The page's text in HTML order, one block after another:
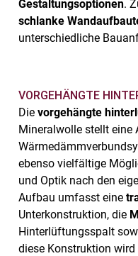
Gestaltungsoptionen.
schlanke
unterschiedliche
VORGEHÄNGTE
Die vorgehängte
Mineralwolle stellt eine
ebenso vielfältige
und Optik nach den
Aufbau umfasst eine
Unterkonstruktion, die
Hinterlüftungsspalt
diese Konstruktion